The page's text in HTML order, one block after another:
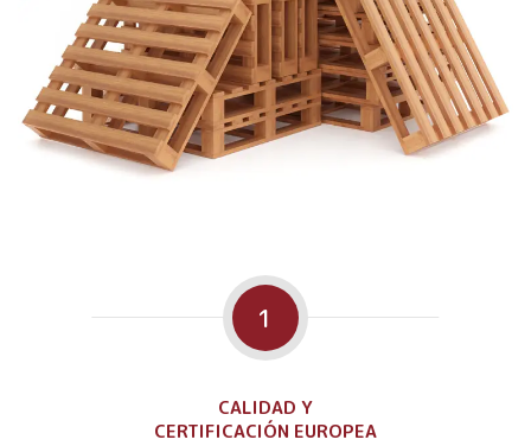
1
CALIDAD Y
CERTIFICACIÓN EUROPEA